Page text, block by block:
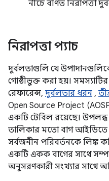
নীচে বর্ণিত নিরাপত্তা
নিরাপত্তা প্যাচ
দুর্বলতাগুলি যে
গোষ্ঠীভুক্ত করা হয়। সমস্যাটির
রেফারেন্স, দুর্বলতার ধরন ,
Open Source Project
একটি টেবিল রয়েছে।
তালিকার মতো বাগ আইডিতে
সর্বজনীন পরিবর্তনকে লিঙ্ক
একটি একক বাগের সাথে
অনুসরণকারী সংখ্যার সাথে